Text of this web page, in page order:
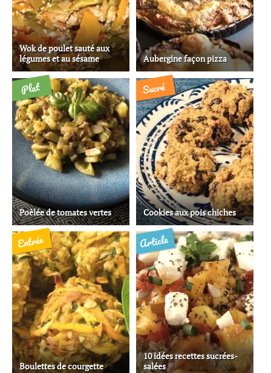
Wok de poulet sauté aux
légumes et au sésame
Aubergine façon pizza
Plat
Poêlée de tomates vertes
Sucré
Cookies aux pois chiches
Entrée
Boulettes de courgette
Article
10 idées recettes sucrées-
salées